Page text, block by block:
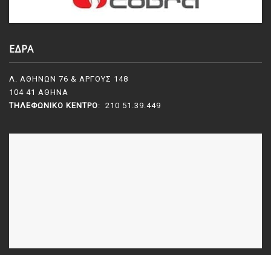
ΕΔΡΑ
Λ. ΑΘΗΝΩΝ 76 & ΑΡΓΟΥΣ 148
104 41 ΑΘΗΝΑ
ΤΗΛΕΦΩΝΙΚΌ ΚΈΝΤΡΟ: 210 51.39.449